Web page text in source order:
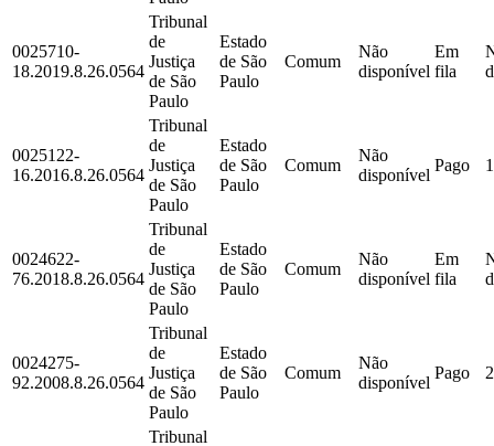
0025710-
18.2019.8.26.0564
Tribunal
de
Justiça
de São
Paulo
Estado
de São
Paulo
Comum
Não
disponível
Em
fila
0025122-
16.2016.8.26.0564
Tribunal
de
Justiça
de São
Paulo
Estado
de São
Paulo
Comum
Não
disponível
Pago
0024622-
76.2018.8.26.0564
Tribunal
de
Justiça
de São
Paulo
Estado
de São
Paulo
Comum
Não
disponível
Em
fila
0024275-
92.2008.8.26.0564
Tribunal
de
Justiça
de São
Paulo
Estado
de São
Paulo
Comum
Não
disponível
Pago
Tribunal